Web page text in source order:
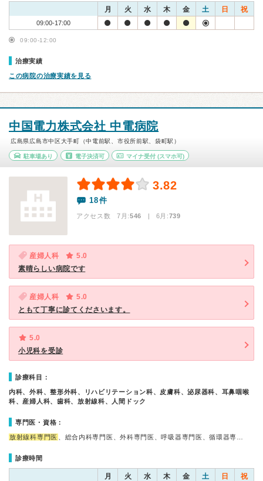
月 火 水 木 金 土 日 祝
09:00-17:00
09:00-12:00
治療実績
この病院の治療実績を見る
中国電力株式会社 中電病院
広島県広島市中区大手町（中電前駅、市役所前駅、袋町駅）
駐車場あり 電子決済可 マイナ受付 (スマホ可)
3.82
18件
アクセス数 7月:546 | 6月:739
産婦人科
5.0
素晴らしい病院です
産婦人科
5.0
ともて丁寧に診てくださいます。
5.0
小児科を受診
診療科目：
内科、外科、整形外科、リハビリテーション科、皮膚科、泌尿器科、耳鼻咽喉
科、産婦人科、歯科、放射線科、人間ドック
専門医・資格：
放射線科専門医 、総合内科専門医、外科専門医、呼吸器専門医、循環器専…
診療時間
月 火 水 木 金 土 日 祝